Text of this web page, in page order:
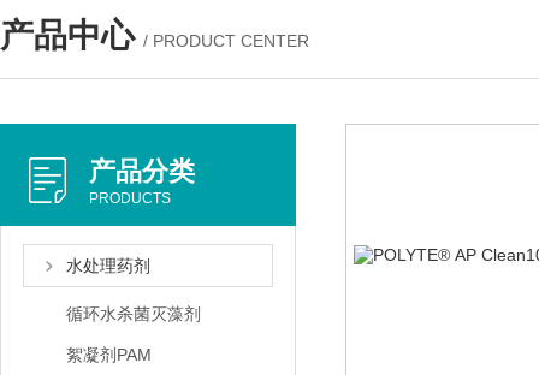
产品中心 / PRODUCT CENTER
产品分类
PRODUCTS
水处理药剂
循环水杀菌灭藻剂
絮凝剂PAM